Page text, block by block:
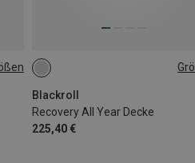
Blackroll
Recovery All Year Decke
225,40 €
155X220CM